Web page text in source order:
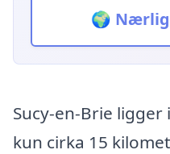
🌍
Sucy-en-Brie
kun cirka 15